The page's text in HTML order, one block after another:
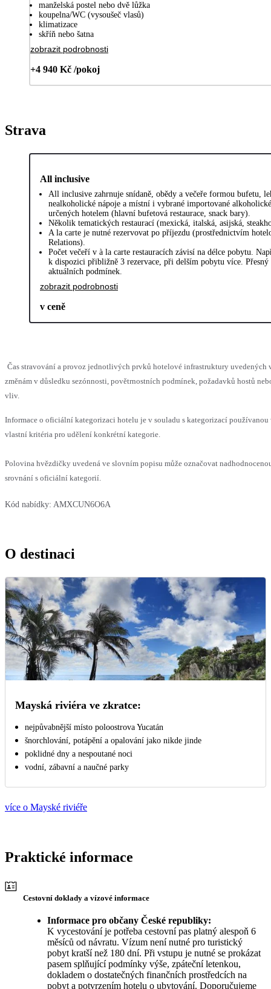
manželská postel nebo dvě lůžka
koupelna/WC (vysoušeč vlasů)
klimatizace
skříň nebo šatna
zobrazit podrobnosti
+4 940 Kč /pokoj
Strava
All inclusive
All inclusive zahrnuje snídaně, obědy a večeře formou bufetu,
nealkoholické nápoje a místní i vybrané importované
určených hotelem (hlavní bufetová restaurace, snack bary).
Několik tematických restaurací (mexická, italská, asijská,
A la carte je nutné rezervovat po příjezdu (prostřednictvím
Relations).
Počet večeří v à la carte restauracích závisí na délce pobytu.
k dispozici přibližně 3 rezervace, při delším pobytu více. Přesný
aktuálních podmínek.
zobrazit podrobnosti
v ceně
Čas stravování a provoz jednotlivých prvků hotelové infrastruktury uvedených
změnám v důsledku sezónnosti, povětrnostních podmínek, požadavků hostů
vliv.
Informace o oficiální kategorizaci hotelu je v souladu s kategorizací používanou
vlastní kritéria pro udělení konkrétní kategorie.
Polovina hvězdičky uvedená ve slovním popisu může označovat
srovnání s oficiální kategorií.
Kód nabídky: AMXCUN6O6A
O destinaci
Mayská riviéra ve zkratce:
nejpůvabnější místo poloostrova Yucatán
šnorchlování, potápění a opalování jako nikde jinde
poklidné dny a nespoutané noci
vodní, zábavní a naučné parky
více o Mayské riviéře
Praktické informace
Cestovní doklady a vízové informace
Informace pro občany České republiky:
K vycestování je potřeba cestovní pas platný alespoň 6
měsíců od návratu. Vízum není nutné pro turistický
pobyt kratší než 180 dní. Při vstupu je nutné se prokázat
pasem splňující podmínky výše, zpáteční letenkou,
dokladem o dostatečných finančních prostředcích na
pobyt a potvrzením hotelu o ubytování. Doporučujeme